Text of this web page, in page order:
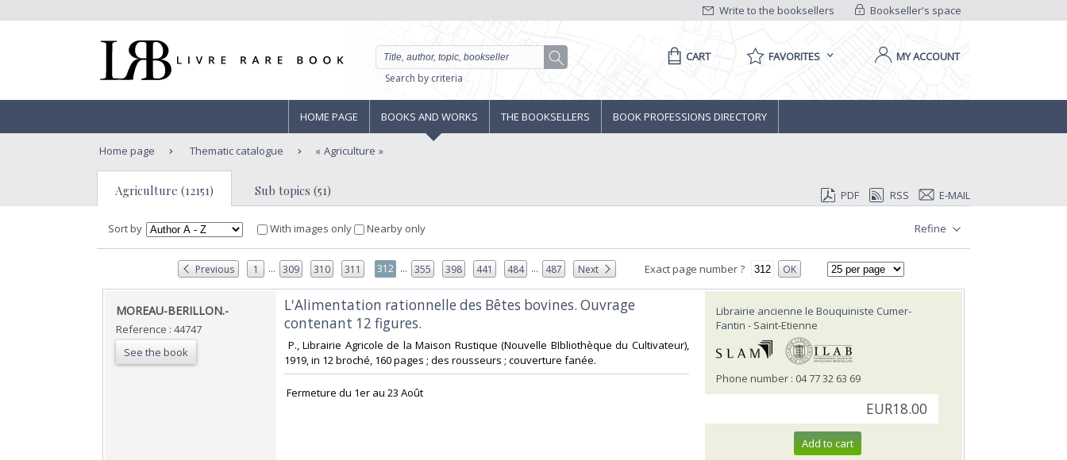
Bookseller's space
Write to the booksellers
Search by criteria
CART FAVORITES MY ACCOUNT
HOME PAGE BOOKS AND WORKS THE BOOKSELLERS BOOK PROFESSIONS DIRECTORY
Home page Thematic catalogue Agriculture
Agriculture (12151) Sub topics (51) PDF RSS E-MAIL
Sort by With images only Nearby only Refine
Previous 1 ... 309 310 311 312 ... 355 398 441 484 ... 487 Next Exact page number ? OK
‎MOREAU-BERILLON.-‎
Reference : 44747
See the book
‎L'Alimentation rationnelle des Bêtes bovines. Ouvrage
contenant 12 figures.‎
‎ P., Librairie Agricole de la Maison Rustique (Nouvelle BIbliothèque du Cultivateur),
1919, in 12 broché, 160 pages ; des rousseurs ; couverture fanée. ‎
‎ Fermeture du 1er au 23 Août‎
Librairie ancienne le Bouquiniste Cumer-
Fantin - Saint-Etienne
Phone number : 04 77 32 63 69
EUR18.00
Add to cart